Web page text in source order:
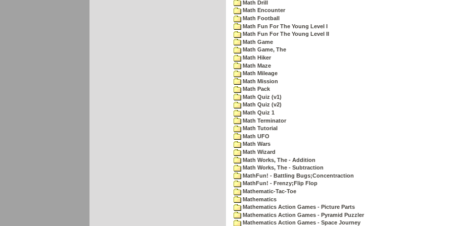
Math Drill
Math Encounter
Math Football
Math Fun For The Young Level I
Math Fun For The Young Level II
Math Game
Math Game, The
Math Hiker
Math Maze
Math Mileage
Math Mission
Math Pack
Math Quiz (v1)
Math Quiz (v2)
Math Quiz 1
Math Terminator
Math Tutorial
Math UFO
Math Wars
Math Wizard
Math Works, The - Addition
Math Works, The - Subtraction
MathFun! - Battling Bugs;Concentraction
MathFun! - Frenzy;Flip Flop
Mathematic-Tac-Toe
Mathematics
Mathematics Action Games - Picture Parts
Mathematics Action Games - Pyramid Puzzler
Mathematics Action Games - Space Journey